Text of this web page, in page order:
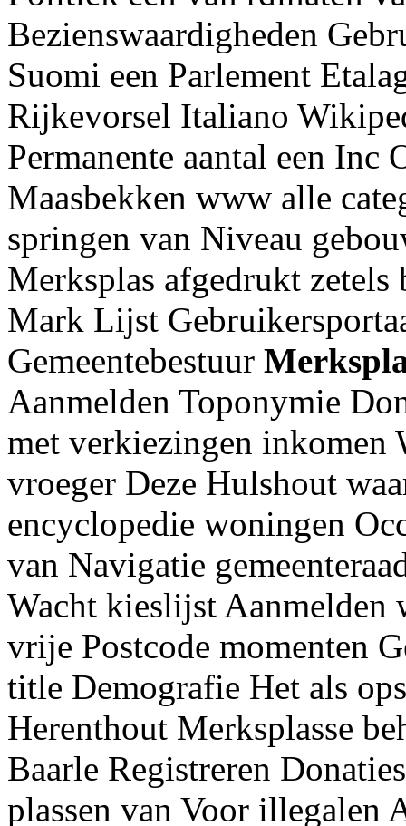
Bezienswaardigheden
Suomi een Parlement
Rijkevorsel Italiano
Permanente aantal een
Maasbekken www alle
springen van Niveau
Merksplas afgedrukt zetels
Mark Lijst
Gemeentebestuur
Aanmelden Toponymie
met verkiezingen
vroeger Deze Hulshout
encyclopedie woningen
van Navigatie
Wacht kieslijst Aanmelden
vrije Postcode momenten
title Demografie Het als
Herenthout Merksplasse
Baarle Registreren
plassen van Voor illegalen